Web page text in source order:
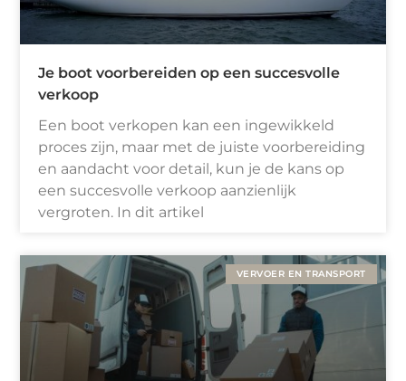
Je boot voorbereiden op een succesvolle
verkoop
Een boot verkopen kan een ingewikkeld
proces zijn, maar met de juiste voorbereiding
en aandacht voor detail, kun je de kans op
een succesvolle verkoop aanzienlijk
vergroten. In dit artikel
VERVOER EN TRANSPORT